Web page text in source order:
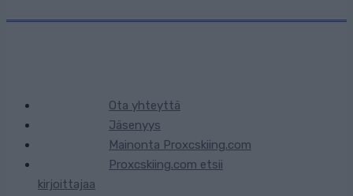
Ota yhteyttä
Jäsenyys
Mainonta Proxcskiing.com
Proxcskiing.com etsii
kirjoittajaa